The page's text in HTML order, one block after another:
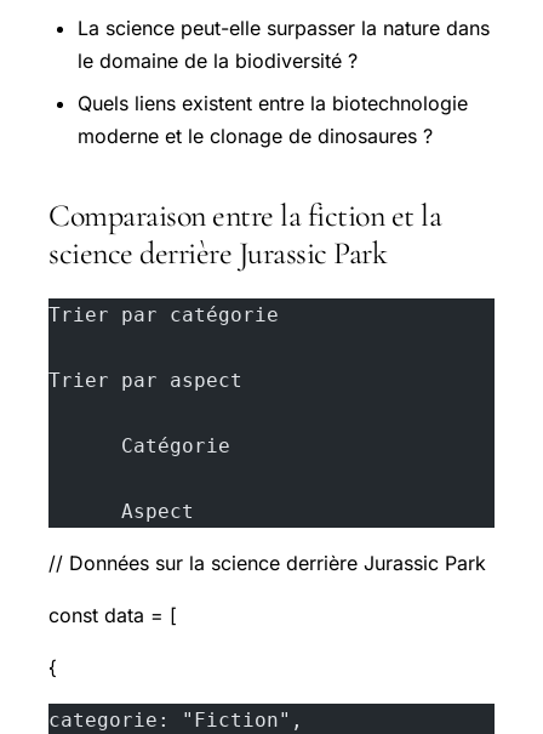
La science peut-elle surpasser la nature dans
le domaine de la biodiversité ?
Quels liens existent entre la biotechnologie
moderne et le clonage de dinosaures ?
Comparaison entre la fiction et la
science derrière Jurassic Park
Trier par catégorie
Trier par aspect
      Catégorie
      Aspect
// Données sur la science derrière Jurassic Park
const data = [
{
categorie: "Fiction",